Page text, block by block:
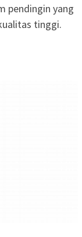
pendingin yang
tinggi.